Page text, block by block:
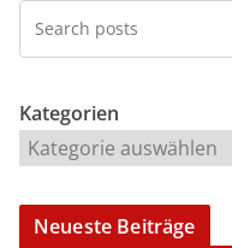
Kategorien
Neueste Beiträge